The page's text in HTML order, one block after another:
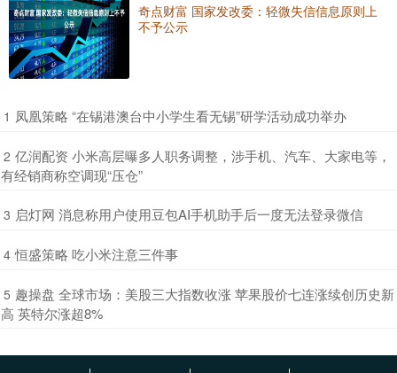
奇点财富 国家发改委：轻微失信信息原则上
不予公示
1 ​凤凰策略 “在锡港澳台中小学生看无锡”研学活动成功举办
2 ​亿润配资 小米高层曝多人职务调整，涉手机、汽车、大家电等，
有经销商称空调现“压仓”
3 ​启灯网 消息称用户使用豆包AI手机助手后一度无法登录微信
4 ​恒盛策略 吃小米注意三件事
5 ​趣操盘 全球市场：美股三大指数收涨 苹果股价七连涨续创历史新
高 英特尔涨超8%